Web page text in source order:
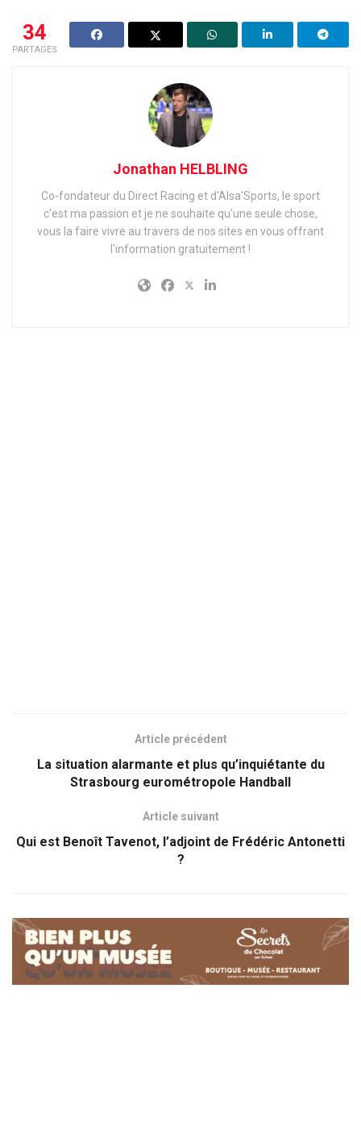
34
PARTAGES
Jonathan HELBLING
Co-fondateur du Direct Racing et d'Alsa'Sports, le sport
c'est ma passion et je ne souhaite qu'une seule chose,
vous la faire vivre au travers de nos sites en vous offrant
l'information gratuitement !
Article précédent
La situation alarmante et plus qu’inquiétante du
Strasbourg eurométropole Handball
Article suivant
Qui est Benoît Tavenot, l’adjoint de Frédéric Antonetti
?